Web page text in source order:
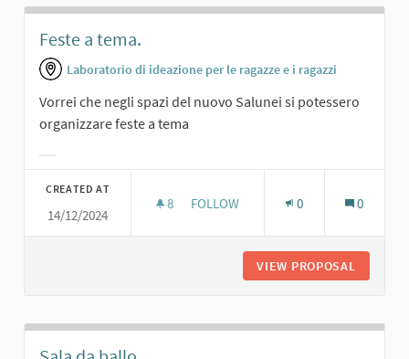
Feste a tema.
Laboratorio di ideazione per le ragazze e i ragazzi
Vorrei che negli spazi del nuovo Salunei si potessero
organizzare feste a tema
CREATED AT
14/12/2024
8 8 FOLLOWERS
FOLLOW 0 0
VIEW PROPOSAL